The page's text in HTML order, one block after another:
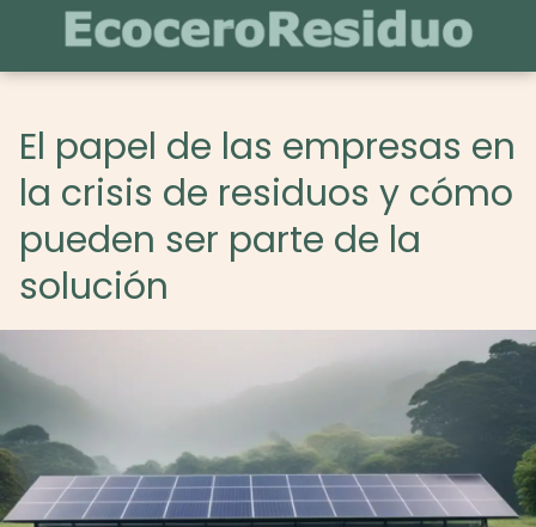
El papel de las empresas en
la crisis de residuos y cómo
pueden ser parte de la
solución